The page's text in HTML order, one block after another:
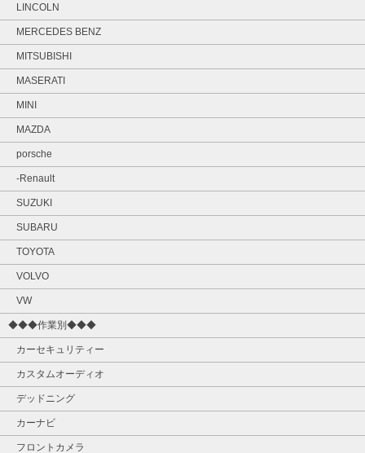
LINCOLN
MERCEDES BENZ
MITSUBISHI
MASERATI
MINI
MAZDA
porsche
-Renault
SUZUKI
SUBARU
TOYOTA
VOLVO
VW
◆◆◆作業別◆◆◆
カーセキュリティー
カスタムオーディオ
デッドニング
カーナビ
フロントカメラ